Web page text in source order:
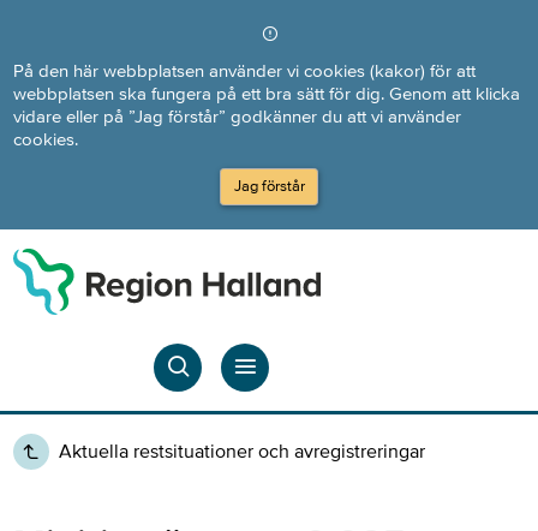
På den här webbplatsen använder vi cookies (kakor) för att
webbplatsen ska fungera på ett bra sätt för dig. Genom att klicka
vidare eller på ”Jag förstår” godkänner du att vi använder
cookies.
Jag förstår
Aktuella restsituationer och avregistreringar